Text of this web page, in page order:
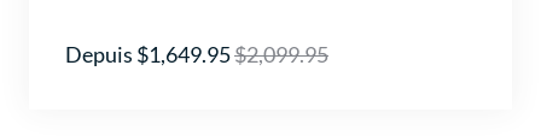
Depuis $1,649.95$2,099.95